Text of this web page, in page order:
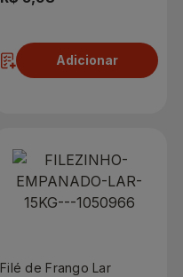
Adicionar
Filé de Frango Lar